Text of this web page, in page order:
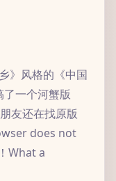
》风格的《中国
一个河蟹版
友还在找原版
does not
What a